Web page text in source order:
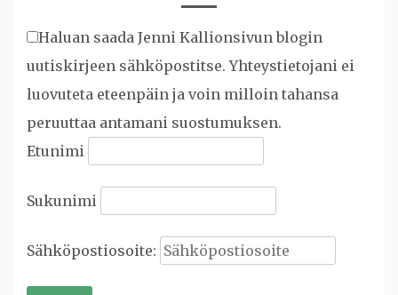
Haluan saada Jenni Kallionsivun blogin
uutiskirjeen sähköpostitse. Yhteystietojani ei
luovuteta eteenpäin ja voin milloin tahansa
peruuttaa antamani suostumuksen.
Etunimi
Sukunimi
Sähköpostiosoite: